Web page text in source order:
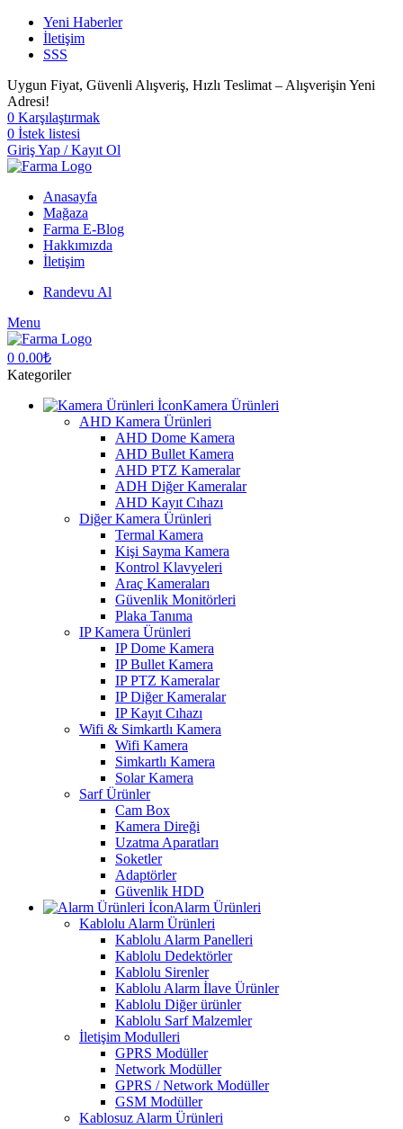
Yeni Haberler
İletişim
SSS
Uygun Fiyat, Güvenli Alışveriş, Hızlı Teslimat – Alışverişin Yeni
Adresi!
0 Karşılaştırmak
0 İstek listesi
Giriş Yap / Kayıt Ol
Anasayfa
Mağaza
Farma E-Blog
Hakkımızda
İletişim
Randevu Al
Menu
0 0.00₺
Kategoriler
Kamera Ürünleri
AHD Kamera Ürünleri
AHD Dome Kamera
AHD Bullet Kamera
AHD PTZ Kameralar
ADH Diğer Kameralar
AHD Kayıt Cıhazı
Diğer Kamera Ürünleri
Termal Kamera
Kişi Sayma Kamera
Kontrol Klavyeleri
Araç Kameraları
Güvenlik Monitörleri
Plaka Tanıma
IP Kamera Ürünleri
IP Dome Kamera
IP Bullet Kamera
IP PTZ Kameralar
IP Diğer Kameralar
IP Kayıt Cıhazı
Wifi & Simkartlı Kamera
Wifi Kamera
Simkartlı Kamera
Solar Kamera
Sarf Ürünler
Cam Box
Kamera Direği
Uzatma Aparatları
Soketler
Adaptörler
Güvenlik HDD
Alarm Ürünleri
Kablolu Alarm Ürünleri
Kablolu Alarm Panelleri
Kablolu Dedektörler
Kablolu Sirenler
Kablolu Alarm İlave Ürünler
Kablolu Diğer ürünler
Kablolu Sarf Malzemler
İletişim Modulleri
GPRS Modüller
Network Modüller
GPRS / Network Modüller
GSM Modüller
Kablosuz Alarm Ürünleri